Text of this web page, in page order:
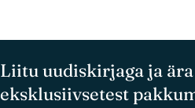
telefoninumber
Teie
Liitu uudiskirjaga ja
eksklusiivsetest